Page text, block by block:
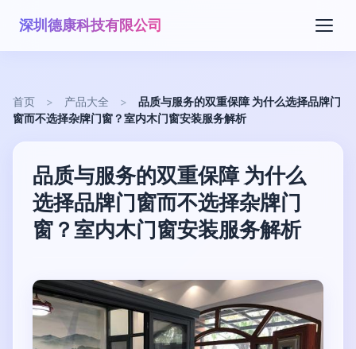
深圳德康科技有限公司
首页 > 产品大全 >
品质与服务的双重保障 为什么选择品牌门
窗而不选择杂牌门窗？室内木门窗安装服务解析
品质与服务的双重保障 为什么
选择品牌门窗而不选择杂牌门
窗？室内木门窗安装服务解析